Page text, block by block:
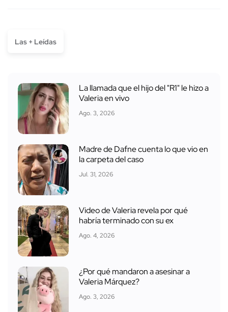
Las + Leídas
La llamada que el hijo del "R1" le hizo a
Valeria en vivo
Ago. 3, 2026
Madre de Dafne cuenta lo que vio en
la carpeta del caso
Jul. 31, 2026
Video de Valeria revela por qué
habría terminado con su ex
Ago. 4, 2026
¿Por qué mandaron a asesinar a
Valeria Márquez?
Ago. 3, 2026